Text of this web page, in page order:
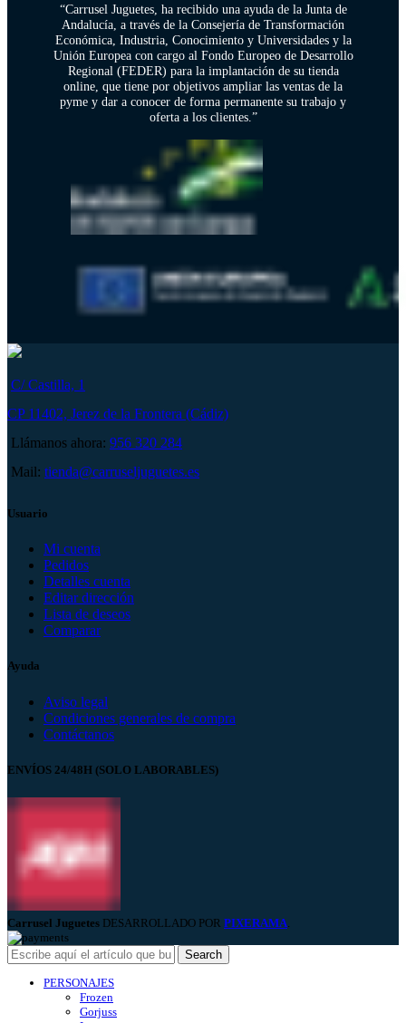
“Carrusel Juguetes, ha recibido una ayuda de la Junta de
Andalucía, a través de la Consejería de Transformación
Económica, Industria, Conocimiento y Universidades y la
Unión Europea con cargo al Fondo Europeo de Desarrollo
Regional (FEDER) para la implantación de su tienda
online, que tiene por objetivos ampliar las ventas de la
pyme y dar a conocer de forma permanente su trabajo y
oferta a los clientes.”
C/ Castilla, 1
CP 11402, Jerez de la Frontera (Cádiz)
Llámanos ahora: 956 320 284
Mail: tienda@carruseljuguetes.es
Usuario
Mi cuenta
Pedidos
Detalles cuenta
Editar dirección
Lista de deseos
Comparar
Ayuda
Aviso legal
Condiciones generales de compra
Contáctanos
ENVÍOS 24/48H (SOLO LABORABLES)
Carrusel Juguetes DESARROLLADO POR PIXERAMA
Search
PERSONAJES
Frozen
Gorjuss